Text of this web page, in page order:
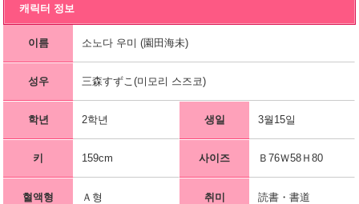
캐릭터 정보
이름 소노다 우미 (園田海未)
성우 三森すずこ(미모리 스즈코)
학년 2학년 생일 3월15일
키 159cm 사이즈 Ｂ76Ｗ58Ｈ80
혈액형 Ａ형 취미 読書・書道